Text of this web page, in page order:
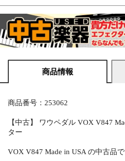
商品情報
商品番号：253062
【中古】 ワウペダル VOX V847
ター
VOX V847 Made in USA の中古品で